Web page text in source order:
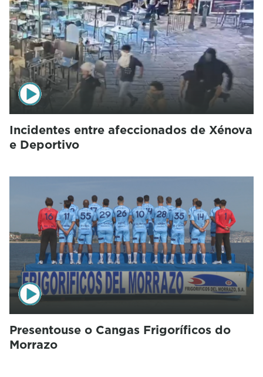
Incidentes entre afeccionados de Xénova
e Deportivo
Presentouse o Cangas Frigoríficos do
Morrazo